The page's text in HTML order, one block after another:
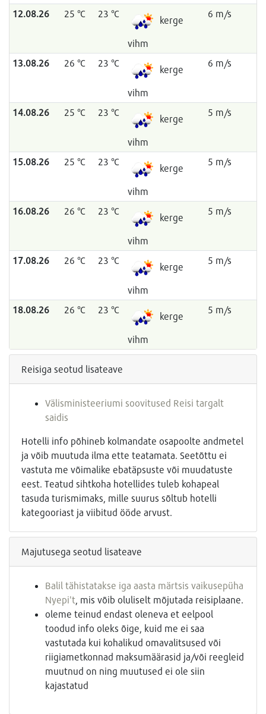
12.08.26 25 °C 23 °C
kerge
vihm
6 m/s
13.08.26 26 °C 23 °C
kerge
vihm
6 m/s
14.08.26 25 °C 23 °C
kerge
vihm
5 m/s
15.08.26 25 °C 23 °C
kerge
vihm
5 m/s
16.08.26 26 °C 23 °C
kerge
vihm
5 m/s
17.08.26 26 °C 23 °C
kerge
vihm
5 m/s
18.08.26 26 °C 23 °C
kerge
vihm
5 m/s
Reisiga seotud lisateave
Välisministeeriumi soovitused Reisi targalt
saidis
Hotelli info põhineb kolmandate osapoolte andmetel
ja võib muutuda ilma ette teatamata. Seetõttu ei
vastuta me võimalike ebatäpsuste või muudatuste
eest. Teatud sihtkoha hotellides tuleb kohapeal
tasuda turismimaks, mille suurus sõltub hotelli
kategooriast ja viibitud ööde arvust.
Majutusega seotud lisateave
Balil tähistatakse iga aasta märtsis vaikusepüha
Nyepi't , mis võib oluliselt mõjutada reisiplaane.
oleme teinud endast oleneva et eelpool
toodud info oleks õige, kuid me ei saa
vastutada kui kohalikud omavalitsused või
riigiametkonnad maksumäärasid ja/või reegleid
muutnud on ning muutused ei ole siin
kajastatud